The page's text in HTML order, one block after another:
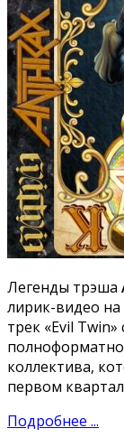
Легенды трэша
лирик-видео
трек «Evil Twin»
коллектива,
первом
Подробнее ...